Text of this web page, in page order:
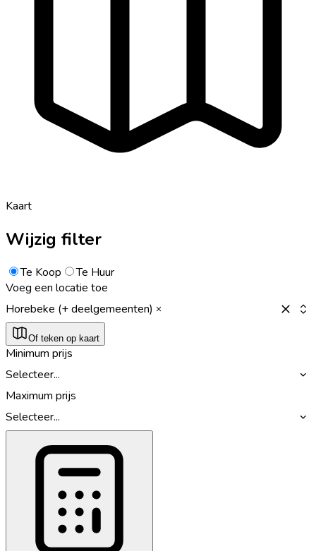
Kaart
Wijzig filter
Te Koop
Te Huur
Voeg een locatie toe
Horebeke (+ deelgemeenten)
Of teken op kaart
Minimum prijs
Selecteer...
Maximum prijs
Selecteer...